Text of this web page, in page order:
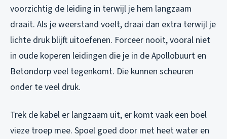
voorzichtig de leiding in terwijl je hem langzaam
draait. Als je weerstand voelt, draai dan extra terwijl je
lichte druk blijft uitoefenen. Forceer nooit, vooral niet
in oude koperen leidingen die je in de Apollobuurt en
Betondorp veel tegenkomt. Die kunnen scheuren
onder te veel druk.
Trek de kabel er langzaam uit, er komt vaak een boel
vieze troep mee. Spoel goed door met heet water en